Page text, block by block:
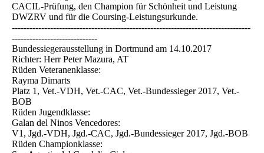
CACIL-Prüfung, den Champion für Schönheit und Leistung
DWZRV und für die Coursing-Leistungsurkunde.
---------------------------------------------------------------------------------
-----------------------------
Bundessiegerausstellung in Dortmund am 14.10.2017
Richter: Herr Peter Mazura, AT
Rüden Veteranenklasse:
Rayma Dimarts
Platz 1, Vet.-VDH, Vet.-CAC, Vet.-Bundessieger 2017, Vet.-
BOB
Rüden Jugendklasse:
Galan del Ninos Vencedores:
V1, Jgd.-VDH, Jgd.-CAC, Jgd.-Bundessieger 2017, Jgd.-BOB
Rüden Championklasse: